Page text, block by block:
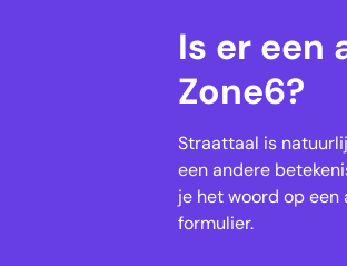
Is er een
Zone6?
Straattaal is
een andere
je het woord op een
formulier.